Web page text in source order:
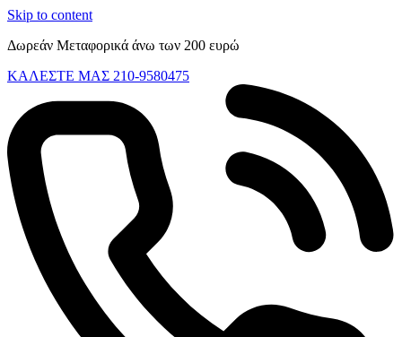
Skip to content
Δωρεάν Μεταφορικά άνω των 200 ευρώ
ΚΑΛΕΣΤΕ ΜΑΣ 210-9580475